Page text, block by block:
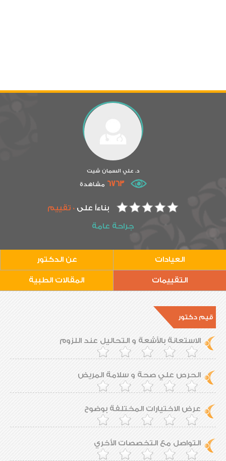
د. علي السمان شيت
6763 مشاهدة
بناءاً على0 تقييم
جراحة عامة
العيادات عن الدكتور
التقييمات المقالات الطبية
قيم دكتور
الاستعانة بالأشعة و التحاليل عند اللزوم
الحرص علي صحة و سلامة المريض
عرض الاختيارات المختلفة بوضوح
التواصل مع التخصصات الأخري